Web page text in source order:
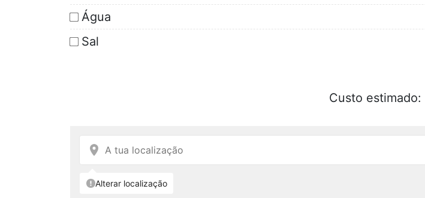
Água
Sal
Custo estimado: